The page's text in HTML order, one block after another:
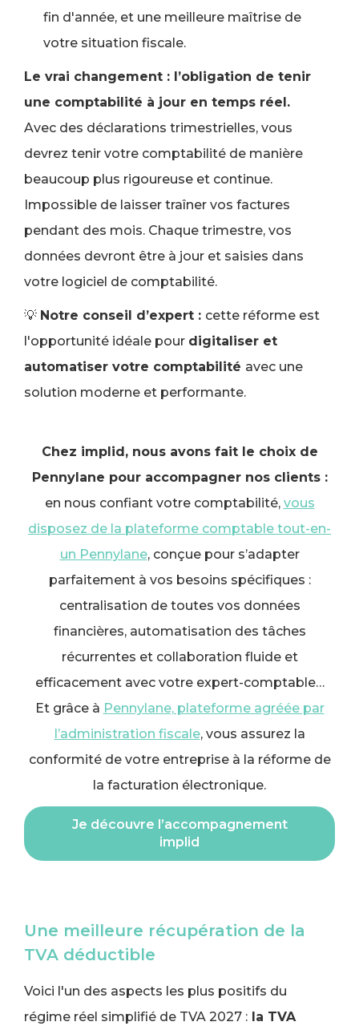
fin d'année, et une meilleure maîtrise de
votre situation fiscale.
Le vrai changement : l’obligation de tenir
une comptabilité à jour en temps réel.
Avec des déclarations trimestrielles, vous
devrez tenir votre comptabilité de manière
beaucoup plus rigoureuse et continue.
Impossible de laisser traîner vos factures
pendant des mois. Chaque trimestre, vos
données devront être à jour et saisies dans
votre logiciel de comptabilité.
💡 Notre conseil d’expert : cette réforme est
l'opportunité idéale pour digitaliser et
automatiser votre comptabilité avec une
solution moderne et performante.
Chez implid, nous avons fait le choix de
Pennylane pour accompagner nos clients :
en nous confiant votre comptabilité, vous
disposez de la plateforme comptable tout-en-
un Pennylane, conçue pour s’adapter
parfaitement à vos besoins spécifiques :
centralisation de toutes vos données
financières, automatisation des tâches
récurrentes et collaboration fluide et
efficacement avec votre expert-comptable…
Et grâce à Pennylane, plateforme agréée par
l’administration fiscale, vous assurez la
conformité de votre entreprise à la réforme de
la facturation électronique.
Je découvre l’accompagnement
implid
Une meilleure récupération de la
TVA déductible
Voici l'un des aspects les plus positifs du
régime réel simplifié de TVA 2027 : la TVA